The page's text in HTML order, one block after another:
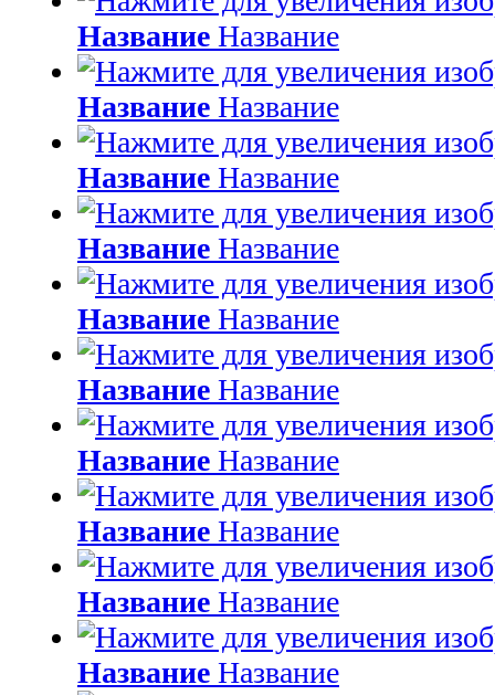
Название Название
Название Название
Название Название
Название Название
Название Название
Название Название
Название Название
Название Название
Название Название
Название Название